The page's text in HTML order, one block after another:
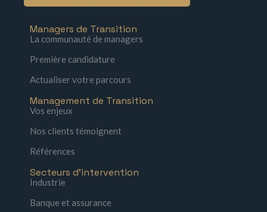
Managers de Transition
La communauté de managers
Première candidature
Actualiser votre parcours
Management de Transition
Vos enjeux
Nos clients témoignent
Références
Secteurs d'intervention
Industrie
Banque et assurance